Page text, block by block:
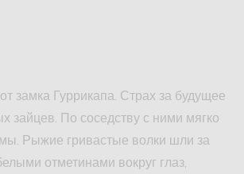
замка Гуррикапа. Страх за будущее
зайцев. По соседству с ними мягко
Рыжие гривастые волки шли за
отметинами вокруг глаз,